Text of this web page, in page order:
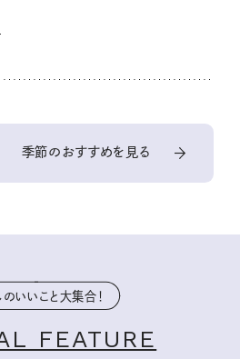
季節のおすすめを見る
いいこと大集合！
FEATURE